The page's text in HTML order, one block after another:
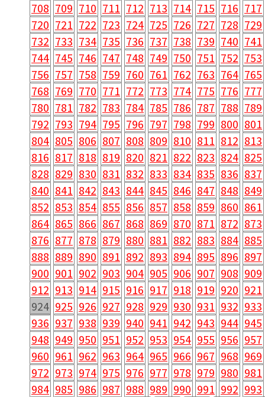
708 709 710 711 712 713 714 715 716 717
720 721 722 723 724 725 726 727 728 729
732 733 734 735 736 737 738 739 740 741
744 745 746 747 748 749 750 751 752 753
756 757 758 759 760 761 762 763 764 765
768 769 770 771 772 773 774 775 776 777
780 781 782 783 784 785 786 787 788 789
792 793 794 795 796 797 798 799 800 801
804 805 806 807 808 809 810 811 812 813
816 817 818 819 820 821 822 823 824 825
828 829 830 831 832 833 834 835 836 837
840 841 842 843 844 845 846 847 848 849
852 853 854 855 856 857 858 859 860 861
864 865 866 867 868 869 870 871 872 873
876 877 878 879 880 881 882 883 884 885
888 889 890 891 892 893 894 895 896 897
900 901 902 903 904 905 906 907 908 909
912 913 914 915 916 917 918 919 920 921
924 925 926 927 928 929 930 931 932 933
936 937 938 939 940 941 942 943 944 945
948 949 950 951 952 953 954 955 956 957
960 961 962 963 964 965 966 967 968 969
972 973 974 975 976 977 978 979 980 981
984 985 986 987 988 989 990 991 992 993